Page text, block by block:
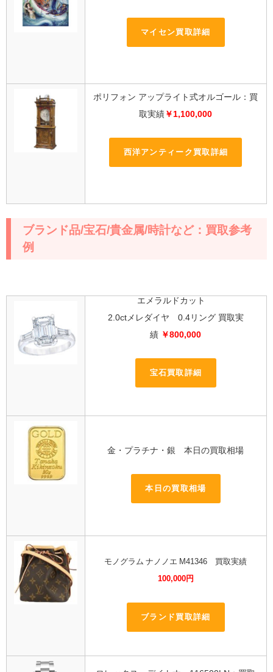
マイセン買取詳細
ポリフォン アップライト式オルゴール：買
取実績 ￥1,100,000
西洋アンティーク買取詳細
ブランド品/宝石/貴金属/時計など：買取参考
例
エメラルドカット
2.0ctメレダイヤ 0.4リング 買取実
績 ￥800,000
宝石買取詳細
金・プラチナ・銀 本日の買取相場
本日の買取相場
モノグラム ナノノエ M41346 買取実績
100,000円
ブランド買取詳細